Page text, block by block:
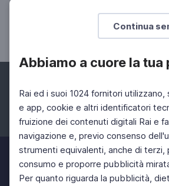
Continua
Abbiamo a cuore la tua
Rai ed i suoi 1024 fornitori
e app, cookie e altri identificatori
fruizione dei contenuti digitali Rai e
navigazione e, previo consenso
strumenti equivalenti, anche di terzi,
consumo e proporre pubblicità
Per quanto riguarda la pubblicità,
La negazione del corpo
Facebook Instagram